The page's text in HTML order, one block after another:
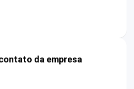
da empresa